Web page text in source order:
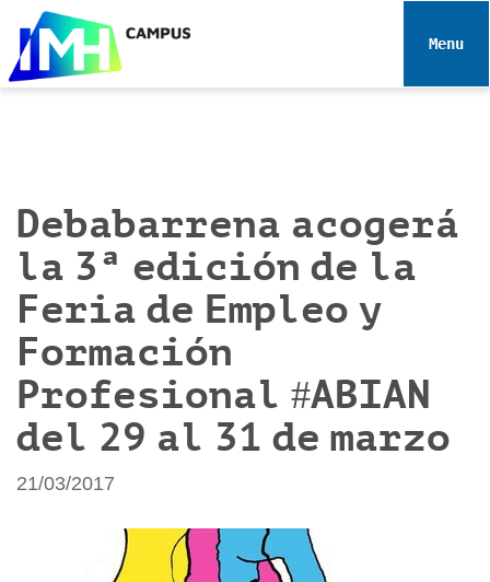
e
Toggle
Debabarrena acogerá
la 3ª edición de la
Feria de Empleo y
Formación
Profesional #ABIAN
del 29 al 31 de marzo
21/03/2017